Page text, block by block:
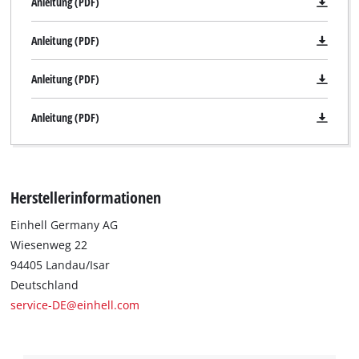
Anleitung (PDF)
Anleitung (PDF)
Anleitung (PDF)
Herstellerinformationen
Einhell Germany AG
Wiesenweg 22
94405 Landau/Isar
Deutschland
service-DE@einhell.com